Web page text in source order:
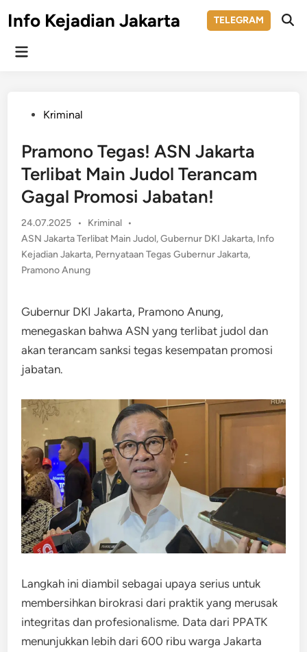
toInfo Kejadian Jakarta TELEGRAM
Main
PostedKriminal
Pramono Tegas! ASN Jakarta
Terlibat Main Judol Terancam
Gagal Promosi Jabatan!
24.07.2025 •
Posted
in
Kriminal •
ASN Jakarta Terlibat Main Judol,Gubernur DKI Jakarta, Info
Kejadian Jakarta, Pernyataan Tegas Gubernur Jakarta,
Pramono Anung
Gubernur DKI Jakarta, Pramono Anung,
menegaskan bahwa ASN yang terlibat judol dan
akan terancam sanksi tegas kesempatan promosi
jabatan.
Langkah ini diambil sebagai upaya serius untuk
membersihkan birokrasi dari praktik yang merusak
integritas dan profesionalisme. Data dari PPATK
menunjukkan lebih dari 600 ribu warga Jakarta